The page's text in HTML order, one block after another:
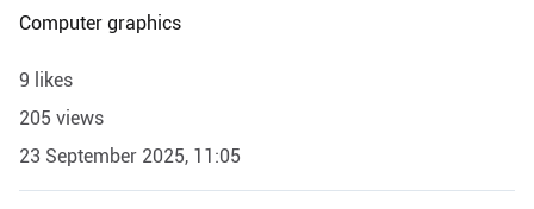
Computer graphics
9 likes
205 views
23 September 2025, 11:05